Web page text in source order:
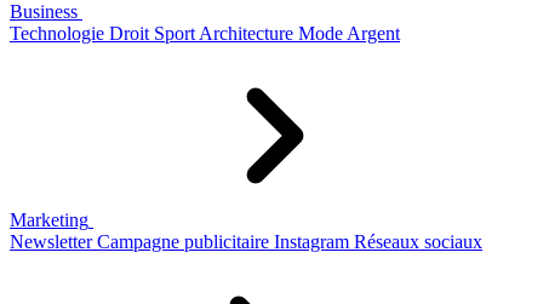
Business
Technologie Droit Sport Architecture Mode Argent
Marketing
Newsletter Campagne publicitaire Instagram Réseaux sociaux